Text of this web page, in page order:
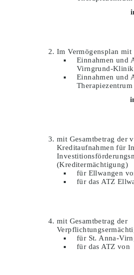
Im Vermögensplan mit
Einnahmen und
Virngrund-
Einnahmen und
mit Gesamtbetrag der
Kreditaufnahmen für
Investitionsfö
(Kreditermächtigung)
für Ellwangen
für das ATZ
mit Gesamtbetrag der
Verpflichtungsermä
für St. Anna-
für das ATZ von